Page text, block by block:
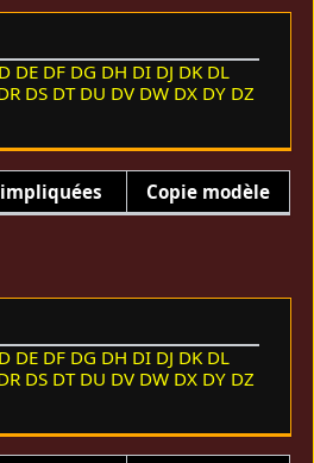
DE DF DG DH DI DJ DK DL
DS DT DU DV DW DX DY DZ
Copie modèle
DE DF DG DH DI DJ DK DL
DS DT DU DV DW DX DY DZ